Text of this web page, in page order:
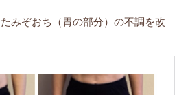
みぞおち（胃の部分）の不調を改